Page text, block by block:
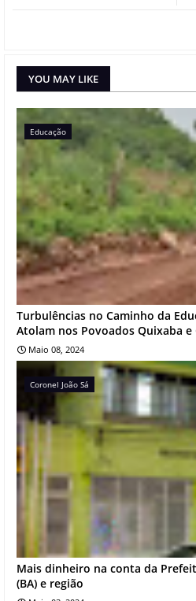
YOU MAY LIKE
Educação
Turbulências no Caminho da
Atolam nos Povoados Quixaba e
Maio 08, 2024
Coronel João Sá
Mais dinheiro na conta da
(BA) e região